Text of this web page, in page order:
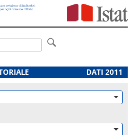
DATI 2011